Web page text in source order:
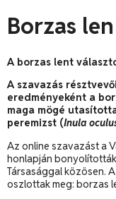
Borzas len
A borzas lent
A szavazás
eredményeként a
maga mögé
peremizst (Inula
Az online szavazást a
honlapján
Társasággal közösen.
oszlottak meg: borzas